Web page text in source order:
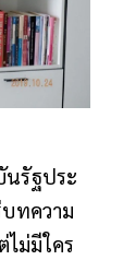
นรัฐประ
ทความ
ไม่มีใคร